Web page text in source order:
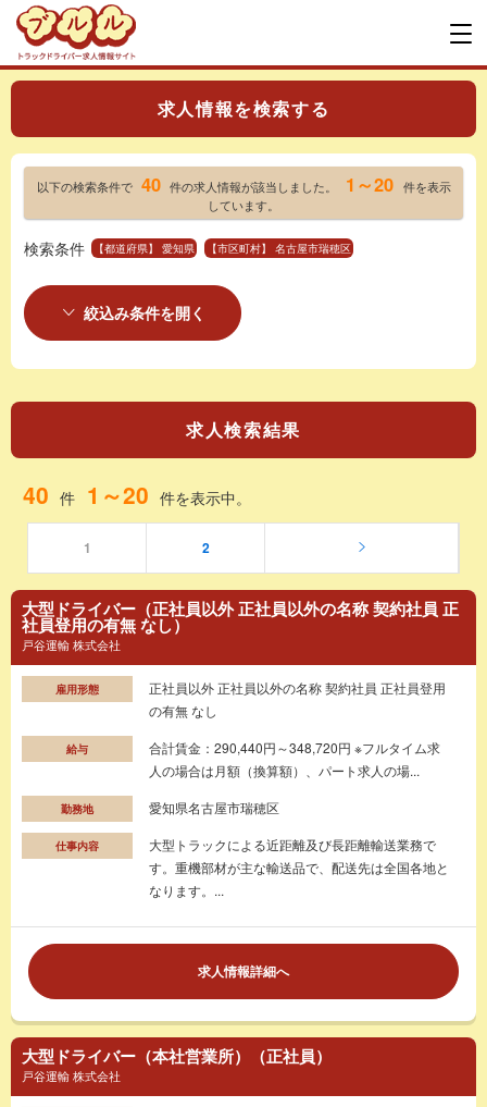
求人情報を検索する
以下の検索条件で 40 件の求人情報が該当しました。 1～20 件を表示
しています。
検索条件 【都道府県】 愛知県 【市区町村】 名古屋市瑞穂区
絞込み条件を開く
求人検索結果
40 件 1～20 件を表示中。
1 2
大型ドライバー（正社員以外 正社員以外の名称 契約社員 正
社員登用の有無 なし）
戸谷運輸 株式会社
雇用形態
正社員以外 正社員以外の名称 契約社員 正社員登用
の有無 なし
給与
合計賃金：290,440円～348,720円 ※フルタイム求
人の場合は月額（換算額）、パート求人の場...
勤務地 愛知県名古屋市瑞穂区
仕事内容
大型トラックによる近距離及び長距離輸送業務で
す。重機部材が主な輸送品で、配送先は全国各地と
なります。...
求人情報詳細へ
大型ドライバー（本社営業所）（正社員）
戸谷運輸 株式会社